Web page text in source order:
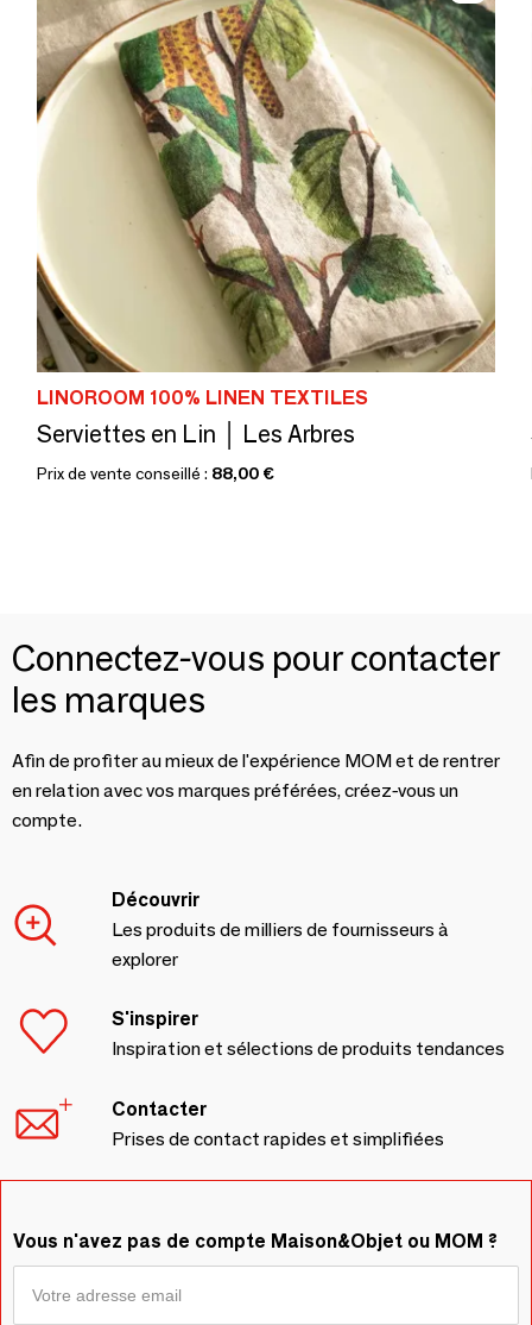
LINOROOM 100% LINEN TEXTILES
Serviettes en Lin │ Les Arbres
Prix de vente conseillé : 88,00 €
Connectez-vous pour contacter
les marques
Afin de profiter au mieux de l'expérience MOM et de rentrer
en relation avec vos marques préférées, créez-vous un
compte.
Découvrir
Les produits de milliers de fournisseurs à
explorer
S'inspirer
Inspiration et sélections de produits tendances
Contacter
Prises de contact rapides et simplifiées
Vous n'avez pas de compte Maison&Objet ou MOM ?